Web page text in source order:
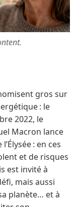
gros sur
: le
2022, le
Macron lance
: en ces
et de risques
est invité à
mais aussi
planète… et à